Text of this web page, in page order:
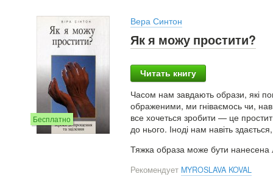
Бесплатно
Вера Синтон
Як я можу простити?
Читать книгу
Часом нам завдають образи, які
ображеними, ми гніваємось чи,
все хочеться зробити — це
до нього. Іноді нам навіть
Тяжка образа може бути нанесена
Рекомендует MYROSLAVA KOVAL